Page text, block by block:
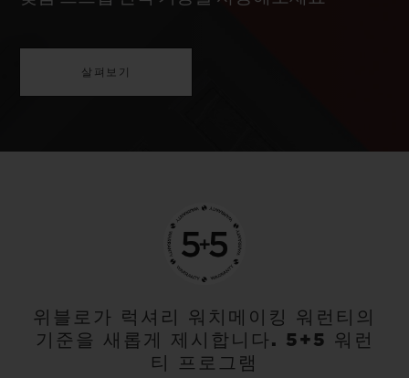
살펴보기
위블로가 럭셔리 워치메이킹 워런티의
기준을 새롭게 제시합니다. 5+5 워런
티 프로그램